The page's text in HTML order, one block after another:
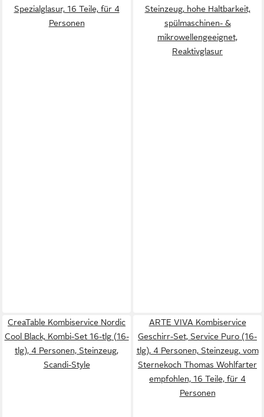
Spezialglasur, 16 Teile, für 4
Personen
Steinzeug, hohe Haltbarkeit,
spülmaschinen- &
mikrowellengeeignet,
Reaktivglasur
CreaTable Kombiservice Nordic
Cool Black, Kombi-Set 16-tlg (16-
tlg), 4 Personen, Steinzeug,
Scandi-Style
ARTE VIVA Kombiservice
Geschirr-Set, Service Puro (16-
tlg), 4 Personen, Steinzeug, vom
Sternekoch Thomas Wohlfarter
empfohlen, 16 Teile, für 4
Personen